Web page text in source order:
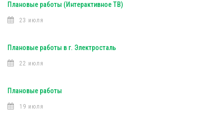
Плановые работы (Интерактивное ТВ)
23 июля
Плановые работы в г. Электросталь
22 июля
Плановые работы
19 июля